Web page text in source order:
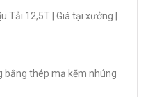
Tải 12,5T | Giá tại xưởng |
bằng thép mạ kẽm nhúng